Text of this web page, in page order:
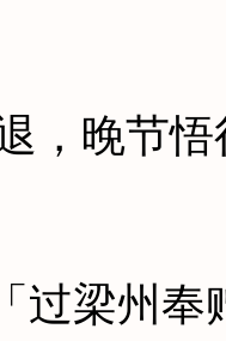
晚节悟
梁州奉